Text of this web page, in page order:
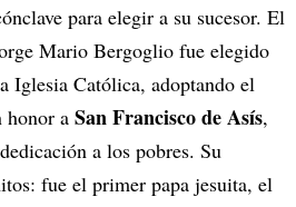
para elegir a su sucesor. El
Mario Bergoglio fue elegido
Iglesia Católica, adoptando el
honor a San Francisco de Asís,
a los pobres. Su
fue el primer papa jesuita, el